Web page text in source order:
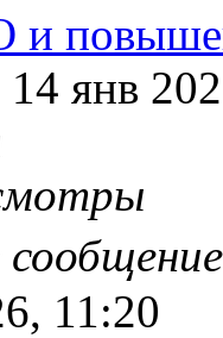
и
14 янв
11:20